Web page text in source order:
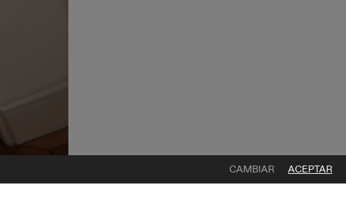
CAMBIAR ACEPTAR